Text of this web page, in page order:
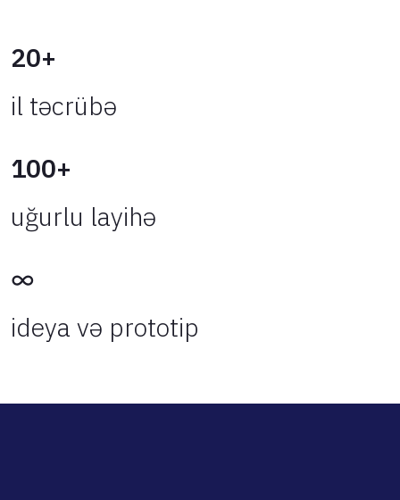
20+
il təcrübə
100+
uğurlu layihə
∞
ideya və prototip